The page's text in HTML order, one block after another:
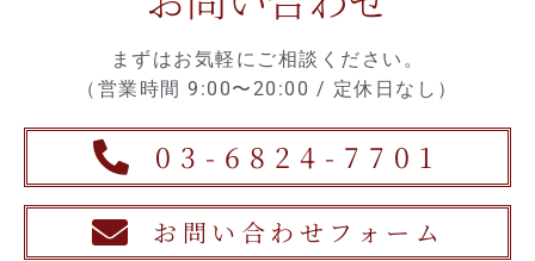
まずはお気軽にご相談ください。
（営業時間 9:00〜20:00 / 定休日なし）
03-6824-7701
お問い合わせフォーム